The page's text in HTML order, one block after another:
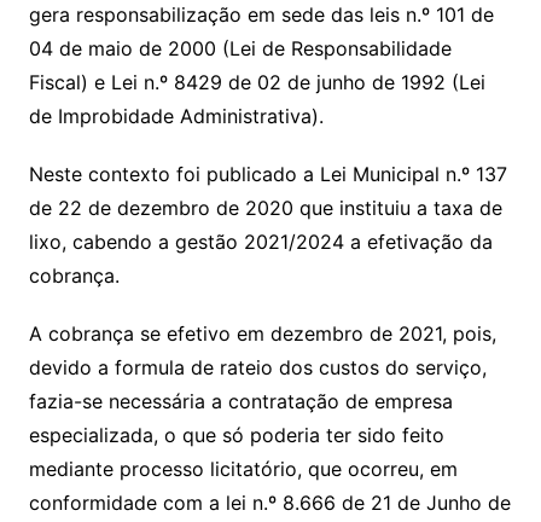
gera responsabilização em sede das leis n.º 101 de
04 de maio de 2000 (Lei de Responsabilidade
Fiscal) e Lei n.º 8429 de 02 de junho de 1992 (Lei
de Improbidade Administrativa).
Neste contexto foi publicado a Lei Municipal n.º 137
de 22 de dezembro de 2020 que instituiu a taxa de
lixo, cabendo a gestão 2021/2024 a efetivação da
cobrança.
A cobrança se efetivo em dezembro de 2021, pois,
devido a formula de rateio dos custos do serviço,
fazia-se necessária a contratação de empresa
especializada, o que só poderia ter sido feito
mediante processo licitatório, que ocorreu, em
conformidade com a lei n.º 8.666 de 21 de Junho de